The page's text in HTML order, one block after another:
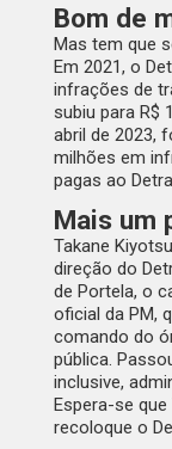
Bom de
Mas tem que
Em 2021, o
infrações de
subiu para R$
abril de 2023,
milhões em
pagas ao
Mais um
Takane
direção do
de Portela, o
oficial da PM,
comando do
pública.
inclusive,
Espera-se
recoloque o